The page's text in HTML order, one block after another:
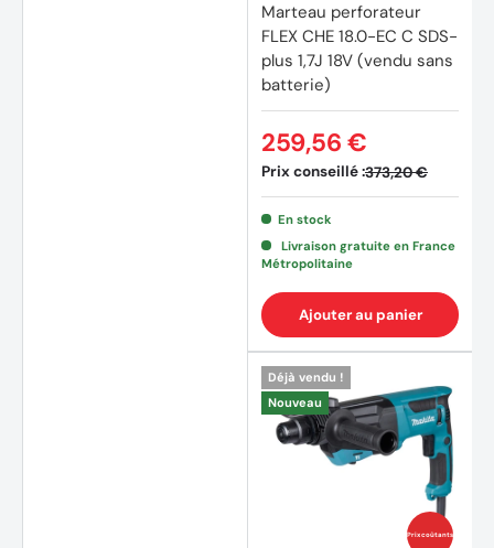
(1
Marteau perforateur
FLEX CHE 18.0-EC C SDS-
plus 1,7J 18V (vendu sans
batterie)
Prix conseillé :373,20 €
259,56 €
En stock
Livraison gratuite en France
Métropolitaine
Ajouter au panier
Prix coûtants
Déjà vendu !
Nouveau